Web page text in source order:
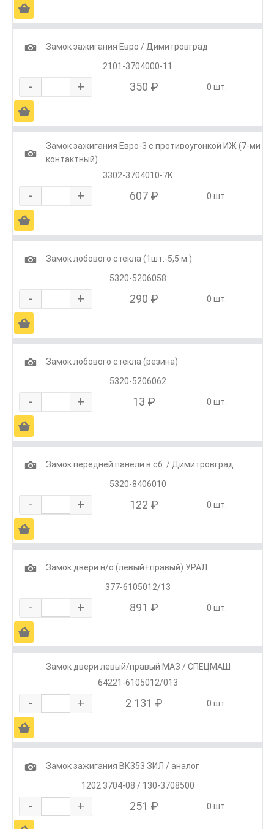
Ä
1
Замок зажигания Евро / Димитровград
2101-3704000-11
- + 350 ₽ 0 шт.
Ä
1
Замок зажигания Евро-3 с противоугонкой ИЖ (7-ми
контактный)
3302-3704010-7К
- + 607 ₽ 0 шт.
Ä
1
Замок лобового стекла (1шт.-5,5 м.)
5320-5206058
- + 290 ₽ 0 шт.
Ä
1
Замок лобового стекла (резина)
5320-5206062
- + 13 ₽ 0 шт.
Ä
1
Замок передней панели в сб. / Димитровград
5320-8406010
- + 122 ₽ 0 шт.
Ä
1
Замок двери н/о (левый+правый) УРАЛ
377-6105012/13
- + 891 ₽ 0 шт.
Ä
Замок двери левый/правый МАЗ / СПЕЦМАШ
64221-6105012/013
- + 2 131 ₽ 0 шт.
Ä
1
Замок зажигания ВК353 ЗИЛ / аналог
1202.3704-08 / 130-3708500
- + 251 ₽ 0 шт.